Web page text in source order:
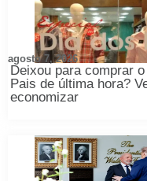
Deixou para comprar
Pais de última hora?
economizar
agosto 7, 2026